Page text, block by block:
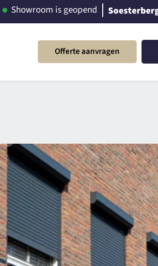
Showroom is geopend
Offerte aanvragen